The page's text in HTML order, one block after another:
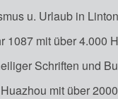
u. Urlaub in
1087 mit über 4.000
Schriften und
mit über